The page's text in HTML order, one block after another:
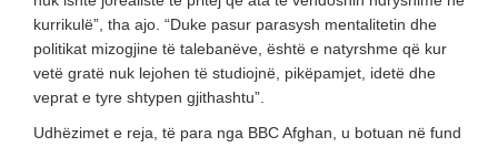
kurrikulë”, tha ajo. “Duke pasur parasysh mentalitetin dhe
politikat mizogjine të talebanëve, është e natyrshme që kur
vetë gratë nuk lejohen të studiojnë, pikëpamjet, idetë dhe
veprat e tyre shtypen gjithashtu”.
Udhëzimet e reja, të para nga BBC Afghan, u botuan në fund